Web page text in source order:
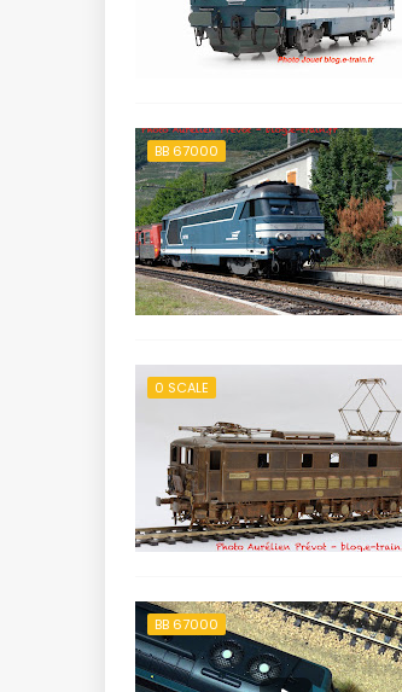
BB 67000
0 SCALE
BB 67000